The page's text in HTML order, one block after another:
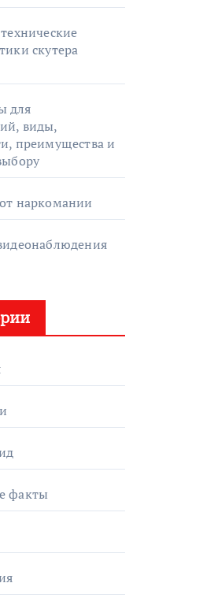
скутера
для
виды,
преимущества и
наркомании
факты